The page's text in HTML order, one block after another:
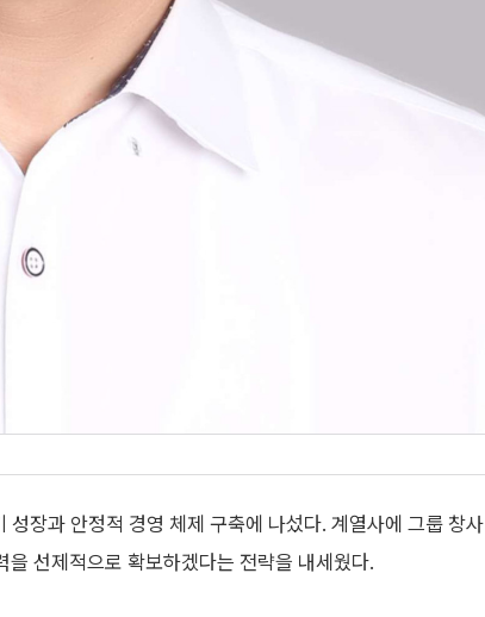
장과 안정적 경영 체제 구축에 나섰다. 계열사에 그룹 창사
선제적으로 확보하겠다는 전략을 내세웠다.